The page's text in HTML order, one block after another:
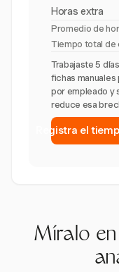
Horas extra
Promedio de
Tiempo total de
Trabajaste 5
fichas manuales
por empleado y
reduce esa
Registra el
Míralo